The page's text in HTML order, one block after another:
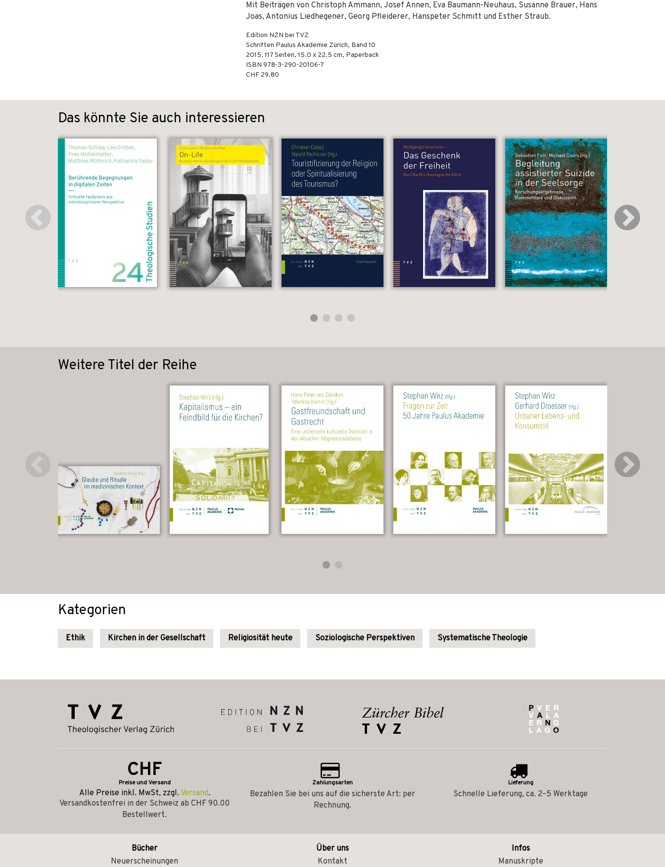
Mit Beiträgen von Christoph Ammann, Josef Annen, Eva Baumann-Neuhaus, Susanne Brauer, Hans
Joas, Antonius Liedhegener, Georg Pfleiderer, Hanspeter Schmitt und Esther Straub.
Edition NZN bei TVZ
Schriften Paulus Akademie Zürich, Band 10
2015, 117Seiten, 15.0 x 22.5 cm, Paperback
ISBN 978-3-290-20106-7
CHF 29.80
Das könnte Sie auch interessieren
Weitere Titel der Reihe
Kategorien
Ethik Kirchen in der Gesellschaft Religiosität heute Soziologische Perspektiven Systematische Theologie
CHF
Preise und Versand
Alle Preise inkl. MwSt, zzgl. Versand.
Versandkostenfrei in der Schweiz ab CHF 90.00
Bestellwert.
Zahlungsarten
Bezahlen Sie bei uns auf die sicherste Art: per
Rechnung.
Lieferung
Schnelle Lieferung, ca. 2–5 Werktage
Bücher
Neuerscheinungen
Über uns
Kontakt
Infos
Manuskripte